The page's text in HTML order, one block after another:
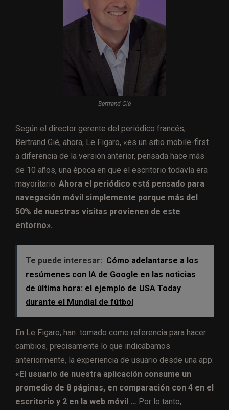
Bertrand Gié
Según el director gerente del periódico francés,
Bertrand Gié, ahora, Le Figaro, «es un sitio mobile-first
a diferencia de la versión anterior, pensada hace más
de 10 años, una época en que el escritorio todavía era
mayoritario. Ahora el periódico está pensado para
navegación móvil simplemente porque más del
50% de nuestras visitas provienen de este
entorno».
Te puede interesar: Cómo adelantarse a los
resúmenes con IA de Google en las noticias
de última hora: el ejemplo de USA Today
durante el Mundial de fútbol
En Le Figaro, han tomado como referencia para hacer
cambios, precisamente lo que indicábamos
anteriormente, la experiencia de usuario desde una app:
«El usuario de nuestra aplicación consume un
promedio de 8 páginas, en comparación con 4 en el
escritorio y 2 en la web móvil … Por lo tanto,